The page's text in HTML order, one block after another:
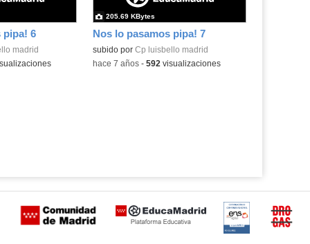
pipa! 6
madrid
Nos lo pasamos pipa! 7
subido por Cp luisbello madrid
205.69 KBytes
-hace 7 años- 592 visualizaciones
Certificación Buzón